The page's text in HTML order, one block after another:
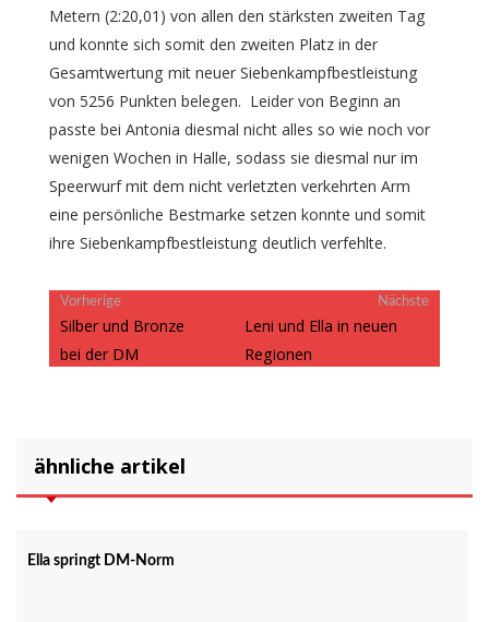
Metern (2:20,01) von allen den stärksten zweiten Tag
und konnte sich somit den zweiten Platz in der
Gesamtwertung mit neuer Siebenkampfbestleistung
von 5256 Punkten belegen. Leider von Beginn an
passte bei Antonia diesmal nicht alles so wie noch vor
wenigen Wochen in Halle, sodass sie diesmal nur im
Speerwurf mit dem nicht verletzten verkehrten Arm
eine persönliche Bestmarke setzen konnte und somit
ihre Siebenkampfbestleistung deutlich verfehlte.
Beitragsnavigation
VorherigeVorheriger
Beitrag:
Silber und Bronze
bei der DM
NächsteNächster
Leni und Ella in neuen
Regionen
ähnliche artikel
Ella springt DM-Norm